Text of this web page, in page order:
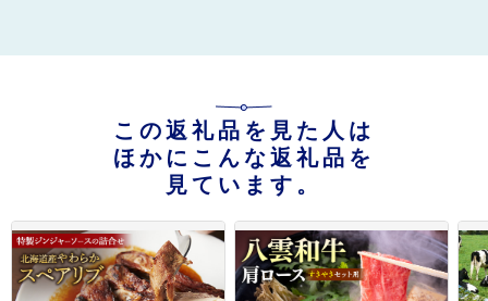
この返礼品を見た人は
ほかにこんな返礼品を
見ています。